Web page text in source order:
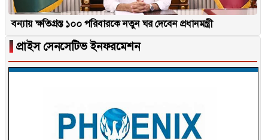
বন্যায় ক্ষতিগ্রস্ত ১০০ পরিবারকে নতুন ঘর দেবেন প্রধানমন্ত্রী
▐ প্রাইস সেনসেটিভ ইনফরমেশন